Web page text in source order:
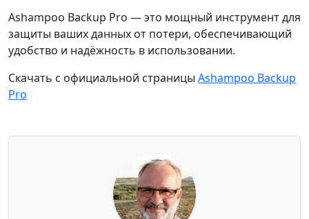
Ashampoo Backup Pro — это мощный инструмент для
защиты ваших данных от потери, обеспечивающий
удобство и надёжность в использовании.
Скачать с официальной страницы Ashampoo Backup
Pro